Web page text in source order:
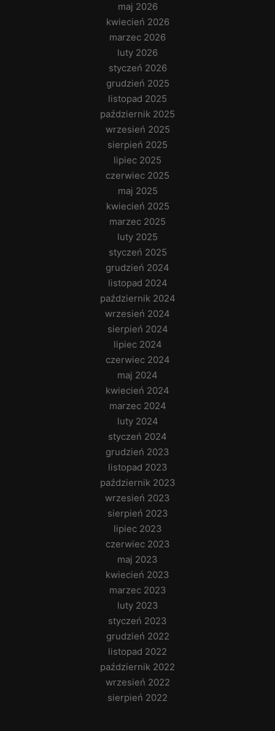
maj 2026
kwiecień 2026
marzec 2026
luty 2026
styczeń 2026
grudzień 2025
listopad 2025
październik 2025
wrzesień 2025
sierpień 2025
lipiec 2025
czerwiec 2025
maj 2025
kwiecień 2025
marzec 2025
luty 2025
styczeń 2025
grudzień 2024
listopad 2024
październik 2024
wrzesień 2024
sierpień 2024
lipiec 2024
czerwiec 2024
maj 2024
kwiecień 2024
marzec 2024
luty 2024
styczeń 2024
grudzień 2023
listopad 2023
październik 2023
wrzesień 2023
sierpień 2023
lipiec 2023
czerwiec 2023
maj 2023
kwiecień 2023
marzec 2023
luty 2023
styczeń 2023
grudzień 2022
listopad 2022
październik 2022
wrzesień 2022
sierpień 2022